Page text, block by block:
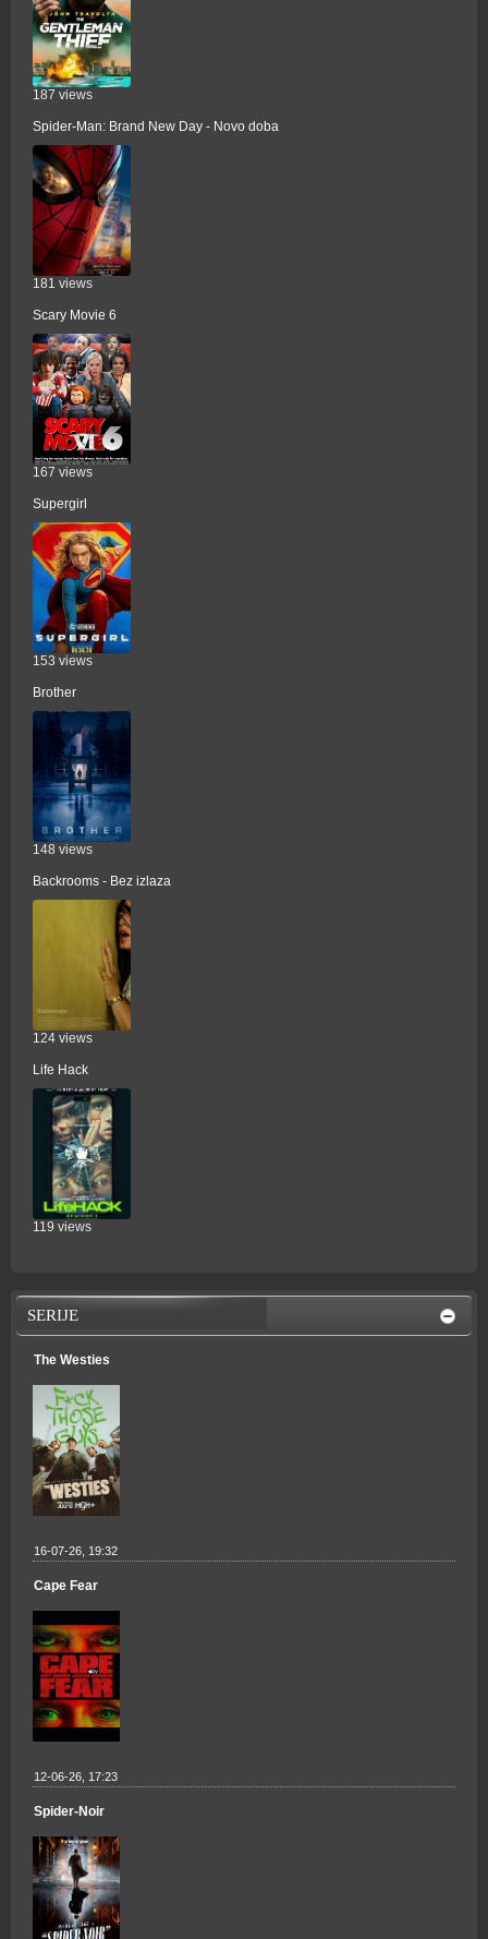
187 views
Spider-Man: Brand New Day - Novo doba
181 views
Scary Movie 6
167 views
Supergirl
153 views
Brother
148 views
Backrooms - Bez izlaza
124 views
Life Hack
119 views
SERIJE
The Westies
16-07-26, 19:32
Cape Fear
12-06-26, 17:23
Spider-Noir